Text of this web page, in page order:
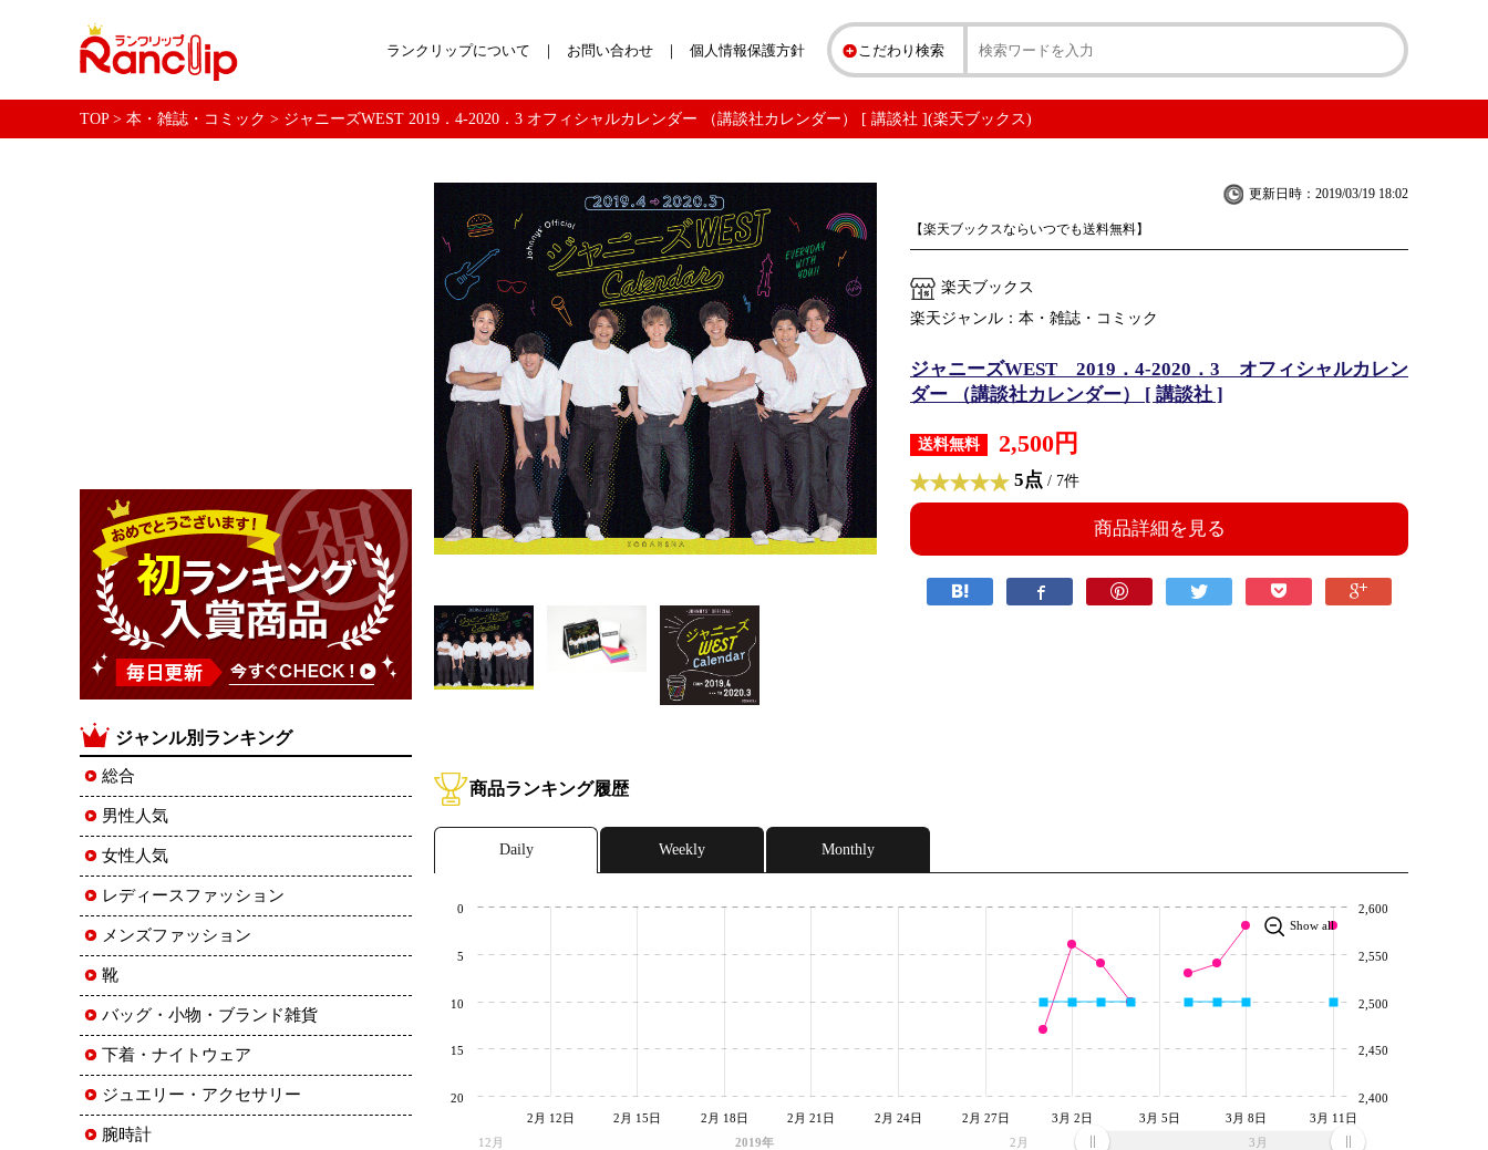
こだわり検索
ランクリップについて お問い合わせ 個人情報保護方針
TOP> 本・雑誌・コミック > ジャニーズWEST 2019．4-2020．3 オフィシャルカレンダー （講談社カレンダー） [ 講談社 ](楽天ブックス)
更新日時：2019/03/19 18:02
【楽天ブックスならいつでも送料無料】
楽天ブックス
楽天ジャンル：本・雑誌・コミック
ジャニーズWEST 2019．4-2020．3 オフィシャルカレン
ダー （講談社カレンダー） [ 講談社 ]
送料無料 2,500円
5点 / 7件
商品詳細を見る
商品ランキング履歴
Daily Weekly Monthly
12月 2019年 2月 3月
2月 12日 2月 15日 2月 18日 2月 21日 2月 24日 2月 27日 3月 2日 3月 5日 3月 8日 3月 11日
0
5
10
15
20 2,400
2,450
2,500
2,550
2,600
Show all
ジャンル別ランキング
総合
男性人気
女性人気
レディースファッション
メンズファッション
靴
バッグ・小物・ブランド雑貨
下着・ナイトウェア
ジュエリー・アクセサリー
腕時計